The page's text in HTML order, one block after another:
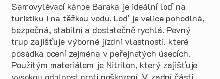
Samovylévací kánoe Baraka je ideální loď na
turistiku i na těžkou vodu. Loď je velice pohodlná,
bezpečná, stabilní a dostatečně rychlá. Pevný
trup zajišťuje výborné jízdní vlastnosti, které
posádka ocení zejména v peřejnatých úsecích.
Použitým materiálem je Nitrilon, který zajišťuje
vysokou odolnost proti poškození. V zadní části